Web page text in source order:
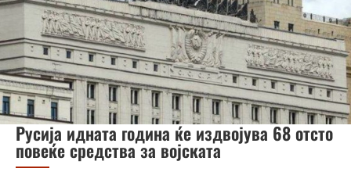
Русија идната година ќе издвојува 68 отсто
повеќе средства за војската